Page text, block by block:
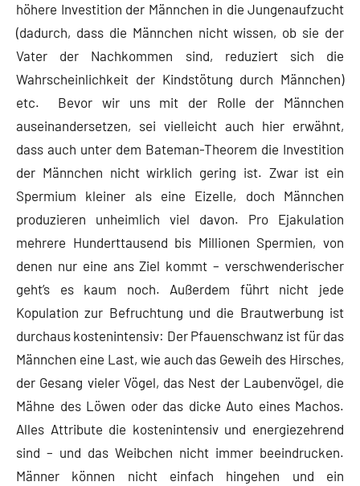
höhere Investition der Männchen in die Jungenaufzucht
(dadurch, dass die Männchen nicht wissen, ob sie der
Vater der Nachkommen sind, reduziert sich die
Wahrscheinlichkeit der Kindstötung durch Männchen)
etc. Bevor wir uns mit der Rolle der Männchen
auseinandersetzen, sei vielleicht auch hier erwähnt,
dass auch unter dem Bateman-Theorem die Investition
der Männchen nicht wirklich gering ist. Zwar ist ein
Spermium kleiner als eine Eizelle, doch Männchen
produzieren unheimlich viel davon. Pro Ejakulation
mehrere Hunderttausend bis Millionen Spermien, von
denen nur eine ans Ziel kommt – verschwenderischer
geht’s es kaum noch. Außerdem führt nicht jede
Kopulation zur Befruchtung und die Brautwerbung ist
durchaus kostenintensiv: Der Pfauenschwanz ist für das
Männchen eine Last, wie auch das Geweih des Hirsches,
der Gesang vieler Vögel, das Nest der Laubenvögel, die
Mähne des Löwen oder das dicke Auto eines Machos.
Alles Attribute die kostenintensiv und energiezehrend
sind – und das Weibchen nicht immer beeindrucken.
Männer können nicht einfach hingehen und ein